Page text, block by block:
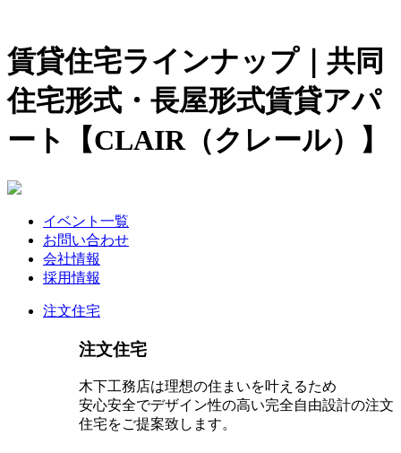
賃貸住宅ラインナップ｜共同
住宅形式・長屋形式賃貸アパ
ート【CLAIR（クレール）】
イベント一覧
お問い合わせ
会社情報
採用情報
注文住宅
注文住宅
木下工務店は理想の住まいを叶えるため
安心安全でデザイン性の高い完全自由設計の注文
住宅をご提案致します。